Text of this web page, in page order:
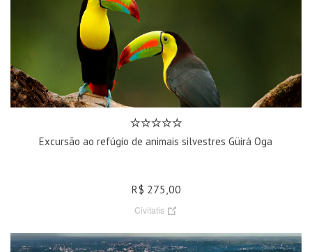
Excursão ao refúgio de animais silvestres Güirá Oga
R$ 275,00
Civitatis